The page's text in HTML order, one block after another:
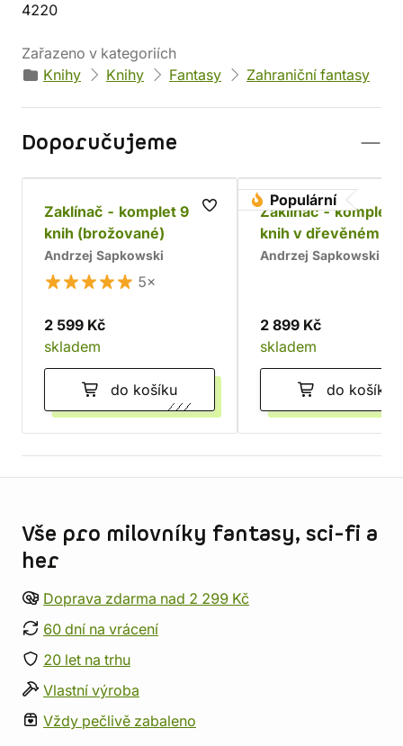
4220
Zařazeno v kategoriích
Knihy
Knihy Fantasy Zahraniční fantasy
Doporučujeme
Zaklínač - komplet 9
knih (brožované)
Andrzej Sapkowski
5×
2 599 Kč
skladem
do košíku
Populární
Zaklínač - komplet
knih v dřevěném
Chrám
Andrzej Sapkowski
2 899 Kč
skladem
do košíku
Vše pro milovníky fantasy, sci-fi a
her
Doprava zdarma nad 2 299 Kč
60 dní na vrácení
20 let na trhu
Vlastní výroba
Vždy pečlivě zabaleno